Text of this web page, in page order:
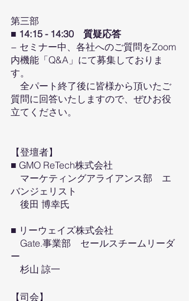
第三部
■ 14:15 - 14:30　質疑応答
− セミナー中、各社へのご質問をZoom
内機能「Q&A」にて募集しておりま
す。
全パート終了後に皆様から頂いたご
質問に回答いたしますので、ぜひお役
立てください。
【登壇者】
■ GMO ReTech株式会社
マーケティングアライアンス部　エ
バンジェリスト
後田 博幸氏
■ リーウェイズ株式会社
Gate.事業部　セールスチームリーダ
ー
杉山 諒一
【司会】